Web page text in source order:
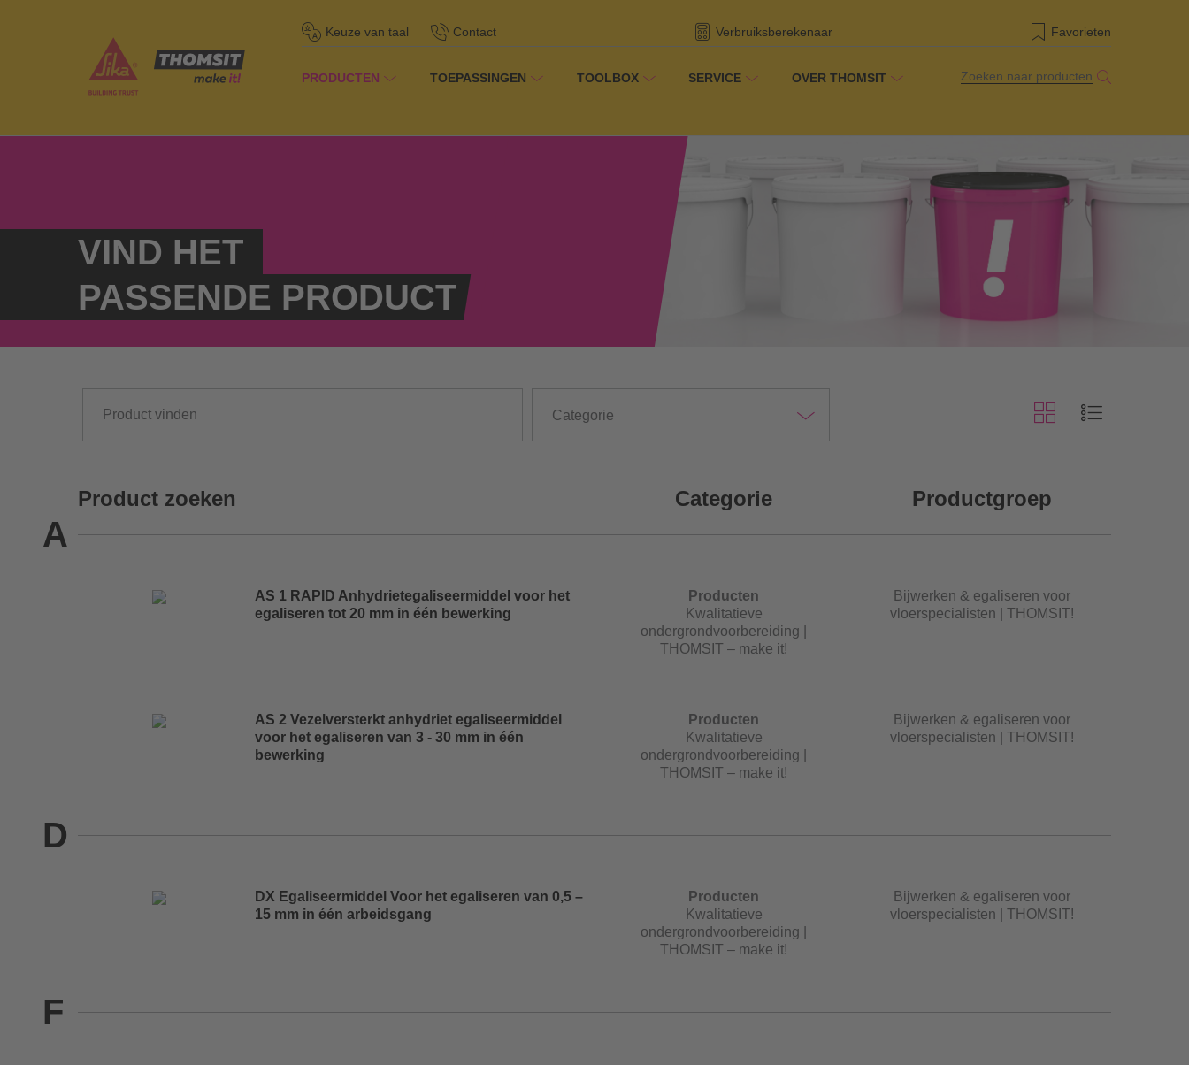
Keuze van taal Contact Verbruiksberekenaar Favorieten
PRODUCTEN TOEPASSINGEN TOOLBOX SERVICE OVER THOMSIT Zoeken naar producten
VIND HET
PASSENDE PRODUCT
Categorie
Product zoeken Categorie Productgroep
A
AS 1 RAPID Anhydrietegaliseermiddel voor het
egaliseren tot 20 mm in één bewerking
Producten
Kwalitatieve
ondergrondvoorbereiding |
THOMSIT – make it!
Bijwerken & egaliseren voor
vloerspecialisten | THOMSIT!
AS 2 Vezelversterkt anhydriet egaliseermiddel
voor het egaliseren van 3 - 30 mm in één
bewerking
Producten
Kwalitatieve
ondergrondvoorbereiding |
THOMSIT – make it!
Bijwerken & egaliseren voor
vloerspecialisten | THOMSIT!
D
DX Egaliseermiddel Voor het egaliseren van 0,5 –
15 mm in één arbeidsgang
Producten
Kwalitatieve
ondergrondvoorbereiding |
THOMSIT – make it!
Bijwerken & egaliseren voor
vloerspecialisten | THOMSIT!
F